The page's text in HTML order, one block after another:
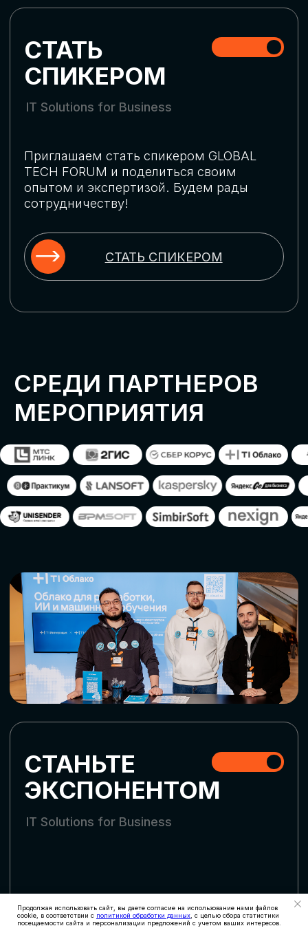
Продолжая использовать сайт, вы даете согласие на использование нами файлов
cookie, в соответствии с политикой обработки данных , с целью сбора статистики
посещаемости сайта и персонализации предложений с учетом ваших интересов.
ОСТАВИТЬ
ЗАЯВКУ
СТАТЬ ПАРТНЕРОМ
СКАЧАТЬ ПРОГРАММУ
СТАТЬ СПИКЕРОМ
Оставьте заявку, наши менеджеры
СТАТЬ УЧАСТНИКОМ